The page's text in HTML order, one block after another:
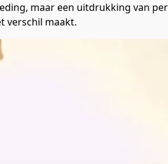
maar een uitdrukking van
verschil maakt.